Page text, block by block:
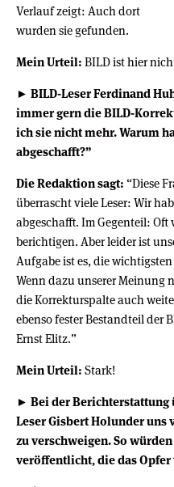
Verlauf zeigt: Auch dort
wurden sie gefunden.
Mein Urteil: BILD ist hier
► BILD-Leser Ferdinand
immer gern die BILD-
ich sie nicht mehr. Warum
abgeschafft?”
Die Redaktion sagt: “Diese
überrascht viele Leser: Wir
abgeschafft. Im Gegenteil: Oft
berichtigen. Aber leider ist
Aufgabe ist es, die
Wenn dazu unserer Meinung
die Korrekturspalte auch
ebenso fester Bestandteil der
Ernst Elitz.”
Mein Urteil: Stark!
► Bei der Berichterstattung
Leser Gisbert Holunder uns
zu verschweigen. So
veröffentlicht, die das Opfer